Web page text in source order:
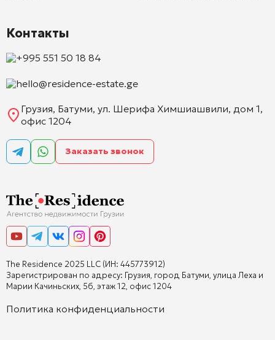
The Residence 2025 LLC (ИН: 445773912)
Зарегистрирован по адресу: Грузия, город Батуми, улица Леха и
Марии Качиньских, 5б, этаж 12, офис 1204
Политика конфиденциальности
Контакты
+995 551 50 18 84
hello@residence-estate.ge
Грузия, Батуми, ул. Шерифа Химшиашвили, дом 1,
офис 1204
Заказать звонок